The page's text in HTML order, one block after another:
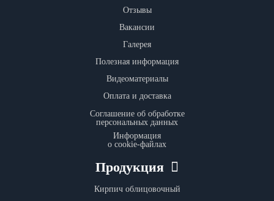
Отзывы
Вакансии
Галерея
Полезная информация
Видеоматериалы
Оплата и доставка
Соглашение об обработке
персональных данных
Информация
о cookie-файлах
Продукция
Кирпич облицовочный